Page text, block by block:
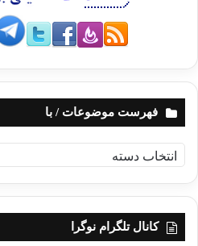
فهرست موضوعات / با
ه
ر
کانال تلگرام نوگرا